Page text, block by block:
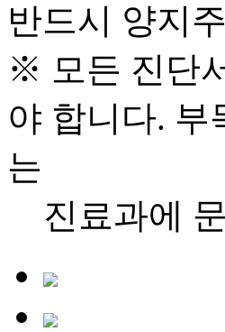
반드시 양지
※ 모든 진단
야 합니다. 부
는
진료과에